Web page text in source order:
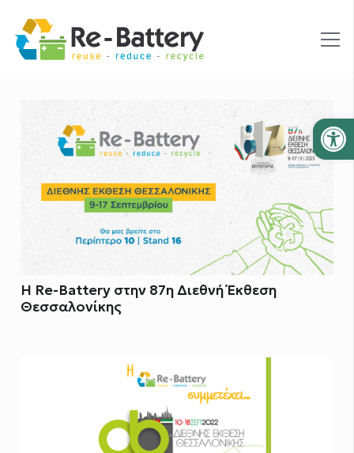
H Re-Battery στην 87η Διεθνή Έκθεση
Θεσσαλονίκης